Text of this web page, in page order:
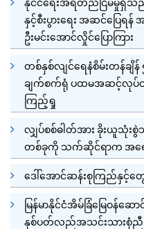
နှင့်စီးပွားရေး အဆင်ပြေ
ဦးမင်းအောင်လှိုင်ပြောကြား
တစ်နှစ်လျင်ရေနံစိမ်းတန်ချိ
ချက်စက်ရုံ ပထမအဆင့်လုပ်ငန်
ကြည့်ရှု
လျှပ်စစ်ဓါတ်အား ခိုးယူသုံး
တစ်ခုကို သက်ဆိုင်ရာက အရ
ဒေါ်အောင်ဆန်းစုကြည်နှင့်တွ
မြန်မာနိုင်ငံအိမ်ခြံမြေဝန်ဆ
နှစ်ပတ်လည်အသင်းသားစုံညီ